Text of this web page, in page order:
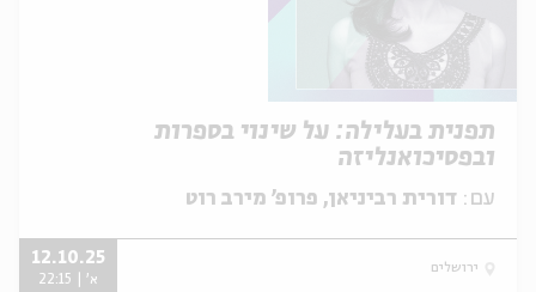
תפנית בעלילה: על שינוי בספרות
ובפסיכואנליזה
עם: דורית רביניאן, פרופ' מירב רוט
ירושלים
12.10.25
א' | 22:15